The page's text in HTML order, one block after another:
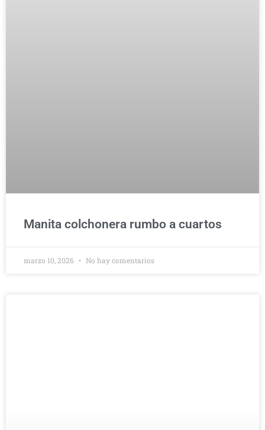
Manita colchonera rumbo a cuartos
marzo 10, 2026 No hay comentarios